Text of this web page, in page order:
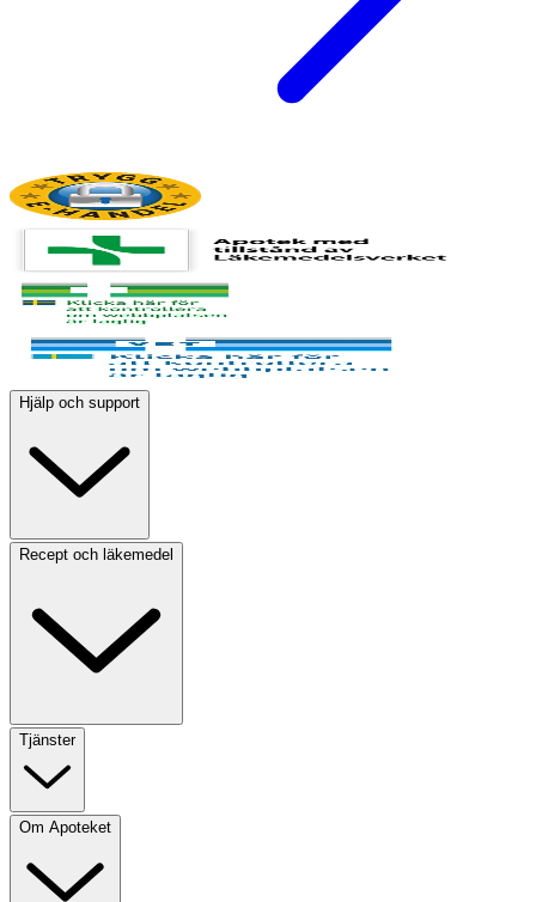
Hjälp och support
Recept och läkemedel
Tjänster
Om Apoteket